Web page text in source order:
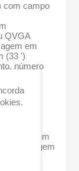
com campo
QVGA
em
(33 ')
número
são
e para
um
de imagem
até a